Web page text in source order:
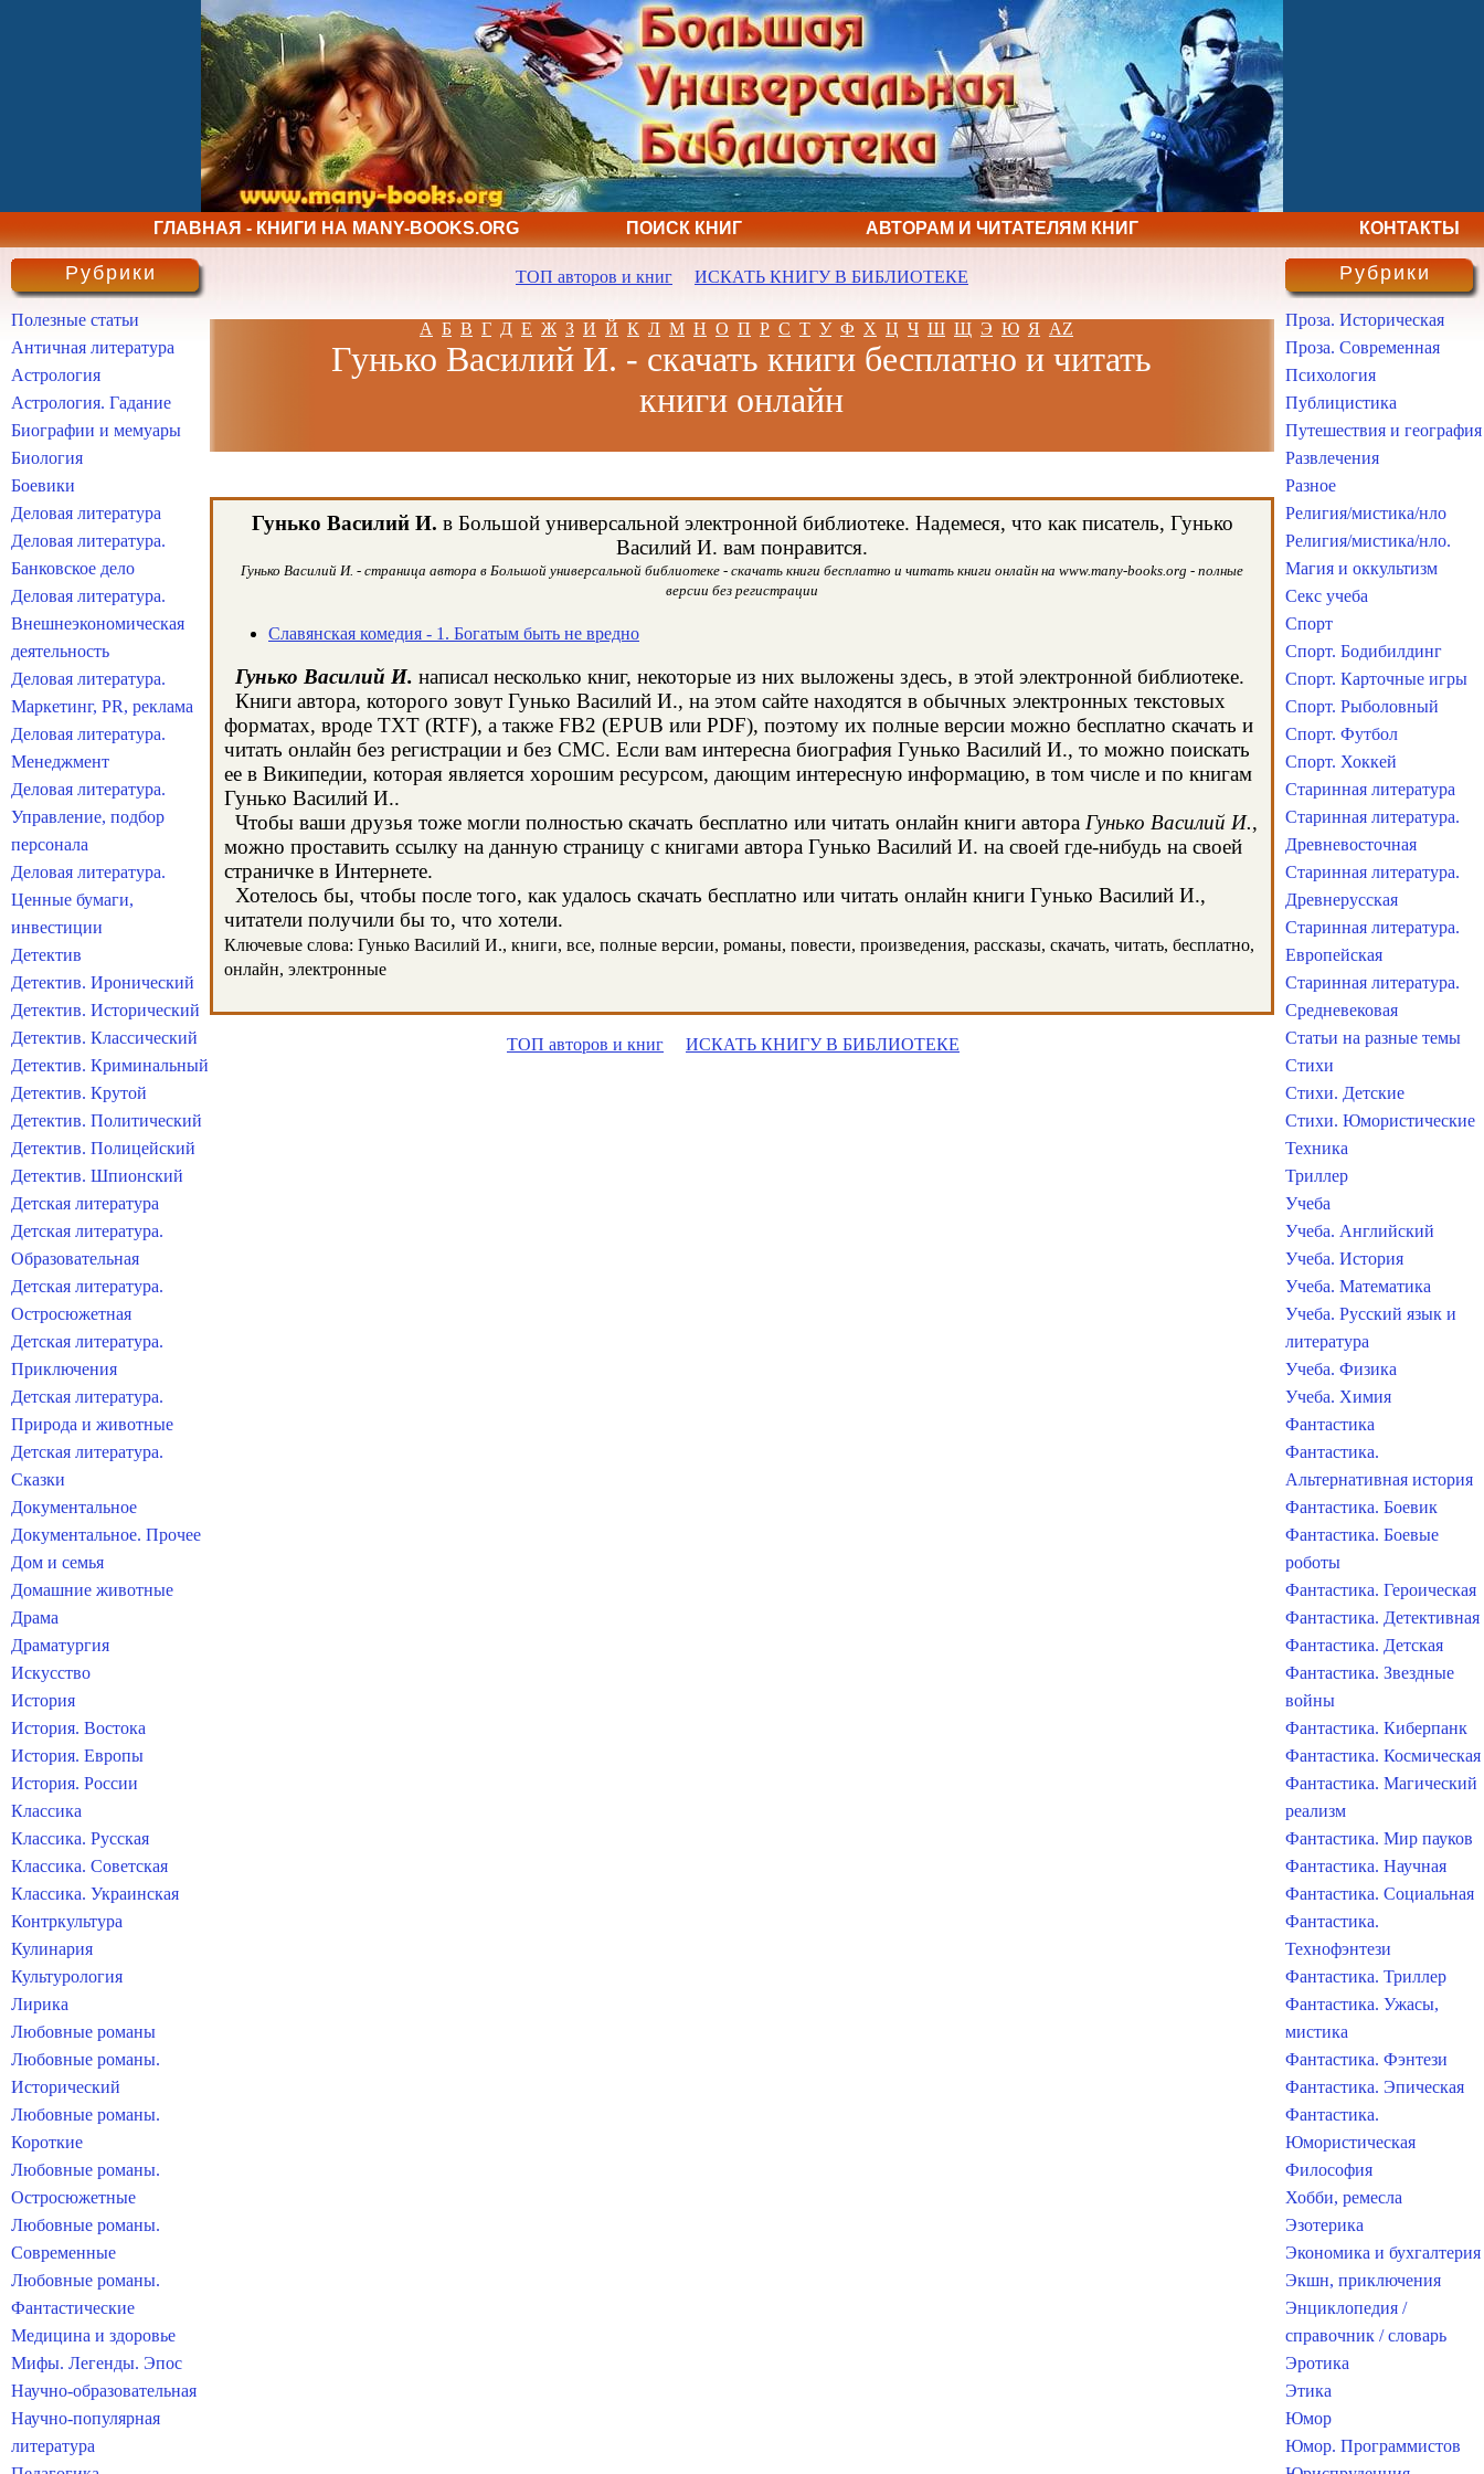
ГЛАВНАЯ - КНИГИ НА MANY-BOOKS.ORG ПОИСК КНИГ АВТОРАМ И ЧИТАТЕЛЯМ КНИГ КОНТАКТЫ
ТОП авторов и книг ИСКАТЬ КНИГУ В БИБЛИОТЕКЕ
А Б В Г Д Е Ж З И Й К Л М Н О П Р С Т У Ф Х Ц Ч Ш Щ Э Ю Я AZ
Гунько Василий И. - скачать книги бесплатно и читать
книги онлайн
Гунько Василий И. в Большой универсальной электронной библиотеке. Надемеся, что как писатель, Гунько
Василий И. вам понравится.
Гунько Василий И. - страница автора в Большой универсальной библиотеке - скачать книги бесплатно и читать книги онлайн на www.many-books.org - полные
версии без регистрации
Славянская комедия - 1. Богатым быть не вредно
Гунько Василий И. написал несколько книг, некоторые из них выложены здесь, в этой электронной библиотеке.
Книги автора, которого зовут Гунько Василий И., на этом сайте находятся в обычных электронных текстовых
форматах, вроде TXT (RTF), а также FB2 (EPUB или PDF), поэтому их полные версии можно бесплатно скачать и
читать онлайн без регистрации и без СМС. Если вам интересна биография Гунько Василий И., то можно поискать
ее в Википедии, которая является хорошим ресурсом, дающим интересную информацию, в том числе и по книгам
Гунько Василий И..
Чтобы ваши друзья тоже могли полностью скачать бесплатно или читать онлайн книги автора Гунько Василий И.,
можно проставить ссылку на данную страницу с книгами автора Гунько Василий И. на своей где-нибудь на своей
страничке в Интернете.
Хотелось бы, чтобы после того, как удалось скачать бесплатно или читать онлайн книги Гунько Василий И.,
читатели получили бы то, что хотели.
Ключевые слова: Гунько Василий И., книги, все, полные версии, романы, повести, произведения, рассказы, скачать, читать, бесплатно,
онлайн, электронные
ТОП авторов и книг ИСКАТЬ КНИГУ В БИБЛИОТЕКЕ
Рубрики
Полезные статьи
Античная литература
Астрология
Астрология. Гадание
Биографии и мемуары
Биология
Боевики
Деловая литература
Деловая литература.
Банковское дело
Деловая литература.
Внешнеэкономическая
деятельность
Деловая литература.
Маркетинг, PR, реклама
Деловая литература.
Менеджмент
Деловая литература.
Управление, подбор
персонала
Деловая литература.
Ценные бумаги,
инвестиции
Детектив
Детектив. Иронический
Детектив. Исторический
Детектив. Классический
Детектив. Криминальный
Детектив. Крутой
Детектив. Политический
Детектив. Полицейский
Детектив. Шпионский
Детская литература
Детская литература.
Образовательная
Детская литература.
Остросюжетная
Детская литература.
Приключения
Детская литература.
Природа и животные
Детская литература.
Сказки
Документальное
Документальное. Прочее
Дом и семья
Домашние животные
Драма
Драматургия
Искусство
История
История. Востока
История. Европы
История. России
Классика
Классика. Русская
Классика. Советская
Классика. Украинская
Контркультура
Кулинария
Культурология
Лирика
Любовные романы
Любовные романы.
Исторический
Любовные романы.
Короткие
Любовные романы.
Остросюжетные
Любовные романы.
Современные
Любовные романы.
Фантастические
Медицина и здоровье
Мифы. Легенды. Эпос
Научно-образовательная
Научно-популярная
литература
Рубрики
Проза. Историческая
Проза. Современная
Психология
Публицистика
Путешествия и география
Развлечения
Разное
Религия/мистика/нло
Религия/мистика/нло.
Магия и оккультизм
Секс учеба
Спорт
Спорт. Бодибилдинг
Спорт. Карточные игры
Спорт. Рыболовный
Спорт. Футбол
Спорт. Хоккей
Старинная литература
Старинная литература.
Древневосточная
Старинная литература.
Древнерусская
Старинная литература.
Европейская
Старинная литература.
Средневековая
Статьи на разные темы
Стихи
Стихи. Детские
Стихи. Юмористические
Техника
Триллер
Учеба
Учеба. Английский
Учеба. История
Учеба. Математика
Учеба. Русский язык и
литература
Учеба. Физика
Учеба. Химия
Фантастика
Фантастика.
Альтернативная история
Фантастика. Боевик
Фантастика. Боевые
роботы
Фантастика. Героическая
Фантастика. Детективная
Фантастика. Детская
Фантастика. Звездные
войны
Фантастика. Киберпанк
Фантастика. Космическая
Фантастика. Магический
реализм
Фантастика. Мир пауков
Фантастика. Научная
Фантастика. Социальная
Фантастика.
Технофэнтези
Фантастика. Триллер
Фантастика. Ужасы,
мистика
Фантастика. Фэнтези
Фантастика. Эпическая
Фантастика.
Юмористическая
Философия
Хобби, ремесла
Эзотерика
Экономика и бухгалтерия
Экшн, приключения
Энциклопедия /
справочник / словарь
Эротика
Этика
Юмор
Юмор. Программистов